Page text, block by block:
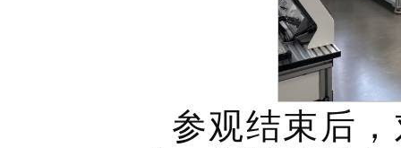
参观结束后